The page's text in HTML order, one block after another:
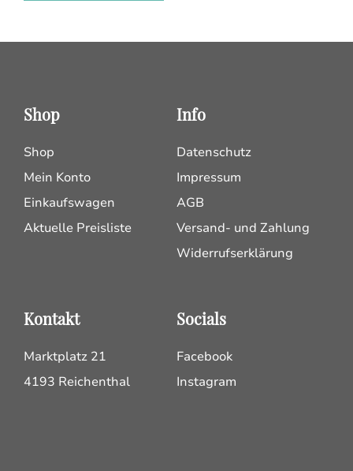
Shop
Shop
Mein Konto
Einkaufswagen
Aktuelle Preisliste
Info
Datenschutz
Impressum
AGB
Versand- und Zahlung
Widerrufserklärung
Kontakt
Marktplatz 21
4193 Reichenthal
Socials
Facebook
Instagram